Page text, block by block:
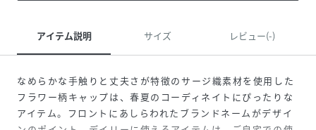
アイテム説明 サイズ レビュー(-)
なめらかな手触りと丈夫さが特徴のサージ織素材を使用した
フラワー柄キャップは、春夏のコーディネイトにぴったりな
アイテム。フロントにあしらわれたブランドネームがデザイ